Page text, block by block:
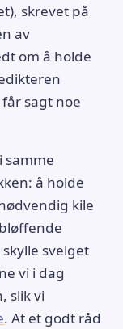
skrevet på
av
om å holde
sagt noe
samme
å holde
kile
skylle svelget
vi i dag
slik vi
. At et godt råd